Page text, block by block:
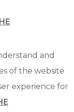
and
of the website
experience for